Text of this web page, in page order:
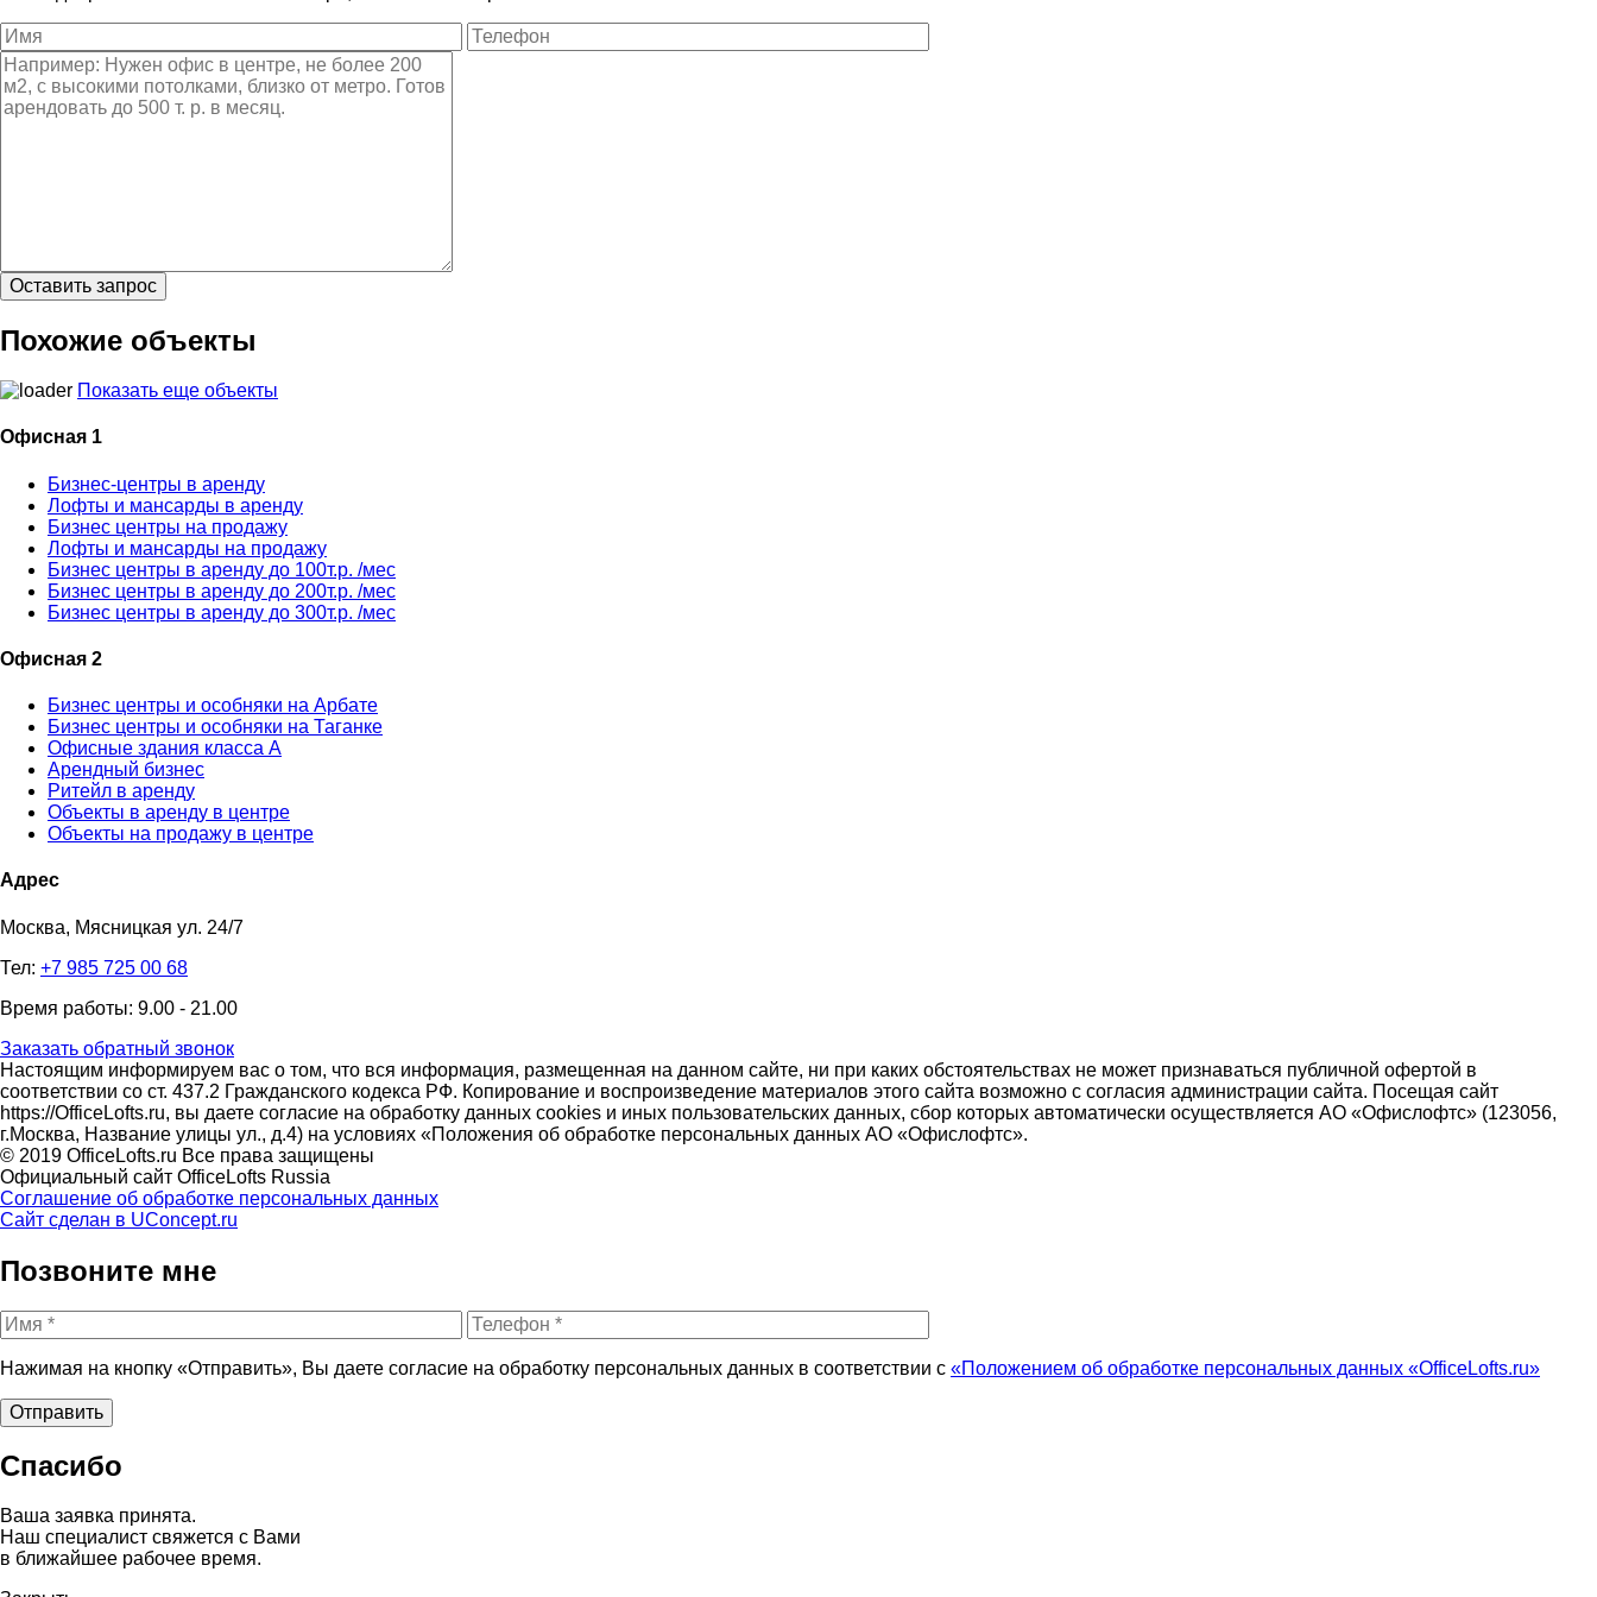
Похожие объекты
Показать еще объекты
Офисная 1
Бизнес-центры в аренду
Лофты и мансарды в аренду
Бизнес центры на продажу
Лофты и мансарды на продажу
Бизнес центры в аренду до 100т.р. /мес
Бизнес центры в аренду до 200т.р. /мес
Бизнес центры в аренду до 300т.р. /мес
Офисная 2
Бизнес центры и особняки на Арбате
Бизнес центры и особняки на Таганке
Офисные здания класса А
Арендный бизнес
Ритейл в аренду
Объекты в аренду в центре
Объекты на продажу в центре
Адрес
Москва, Мясницкая ул. 24/7
Тел: +7 985 725 00 68
Время работы: 9.00 - 21.00
Заказать обратный звонок
Настоящим информируем вас о том, что вся информация, размещенная на данном сайте, ни при каких обстоятельствах не может признаваться публичной офертой в
соответствии со ст. 437.2 Гражданского кодекса РФ. Копирование и воспроизведение материалов этого сайта возможно с согласия администрации сайта. Посещая сайт
https://OfficeLofts.ru, вы даете согласие на обработку данных cookies и иных пользовательских данных, сбор которых автоматически осуществляется АО «Офислофтс» (123056,
г.Москва, Название улицы ул., д.4) на условиях «Положения об обработке персональных данных АО «Офислофтс».
© 2019 OfficeLofts.ru Все права защищены
Официальный сайт OfficeLofts Russia
Соглашение об обработке персональных данных
Сайт сделан в UConcept.ru
Позвоните мне
Нажимая на кнопку «Отправить», Вы даете согласие на обработку персональных данных в соответствии с «Положением об обработке персональных данных «OfficeLofts.ru»
Спасибо
Ваша заявка принята.
Наш специалист свяжется с Вами
в ближайшее рабочее время.